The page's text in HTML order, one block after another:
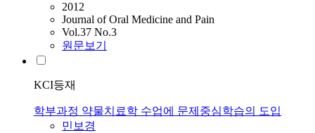
2012
Journal of Oral Medicine and Pain
Vol.37 No.3
원문보기
KCI등재
학부과정 약물치료학 수업에 문제중심학습의 도입
민보경